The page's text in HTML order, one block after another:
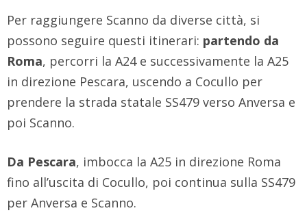
Per raggiungere Scanno da diverse città, si
possono seguire questi itinerari: partendo da
Roma, percorri la A24 e successivamente la A25
in direzione Pescara, uscendo a Cocullo per
prendere la strada statale SS479 verso Anversa e
poi Scanno.
Da Pescara, imbocca la A25 in direzione Roma
fino all’uscita di Cocullo, poi continua sulla SS479
per Anversa e Scanno.